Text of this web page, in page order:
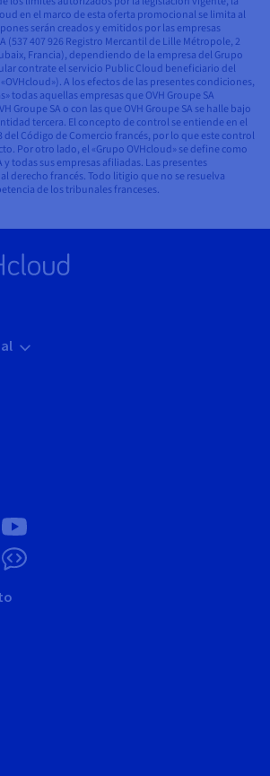
en el marco de esta oferta promocional se limita al
serán creados y emitidos por las empresas
(537 407 926 Registro Mercantil de Lille Métropole, 2
Francia), dependiendo de la empresa del Grupo
contrate el servicio Public Cloud beneficiario del
A los efectos de las presentes condiciones,
todas aquellas empresas que OVH Groupe SA
Groupe SA o con las que OVH Groupe SA se halle bajo
tercera. El concepto de control se entiende en el
Código de Comercio francés, por lo que este control
Por otro lado, el «Grupo OVHcloud» se define como
y todas sus empresas afiliadas. Las presentes
derecho francés. Todo litigio que no se resuelva
de los tribunales franceses.